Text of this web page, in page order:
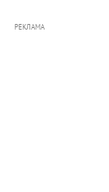
РЕКЛАМА